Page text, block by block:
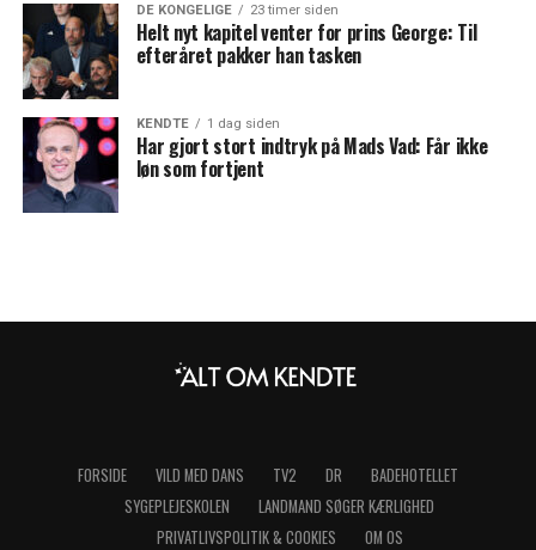
DE KONGELIGE 23 timer siden
Helt nyt kapitel venter for prins George: Til
efteråret pakker han tasken
KENDTE 1 dag siden
Har gjort stort indtryk på Mads Vad: Får ikke
løn som fortjent
FORSIDE VILD MED DANS TV2 DR
BADEHOTELLET
SYGEPLEJESKOLEN
LANDMAND SØGER KÆRLIGHED
PRIVATLIVSPOLITIK & COOKIES
OM OS